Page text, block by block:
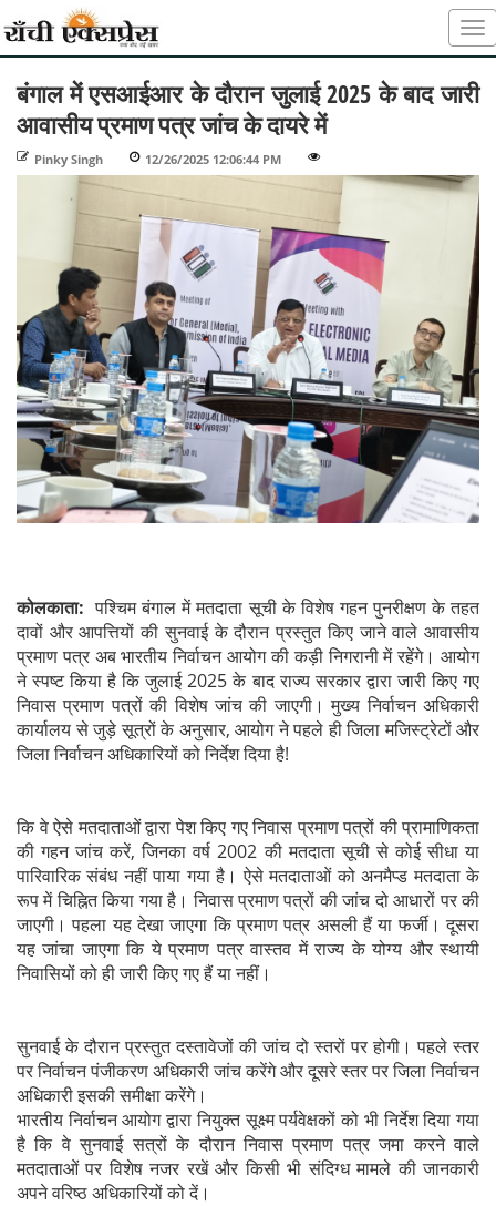
बंगाल में एसआईआर के दौरान जुलाई 2025 के बाद जारी
आवासीय प्रमाण पत्र जांच के दायरे में
Pinky Singh 12/26/2025 12:06:44 PM
कोलकाता: पश्चिम बंगाल में मतदाता सूची के विशेष गहन पुनरीक्षण के तहत
दावों और आपत्तियों की सुनवाई के दौरान प्रस्तुत किए जाने वाले आवासीय
प्रमाण पत्र अब भारतीय निर्वाचन आयोग की कड़ी निगरानी में रहेंगे। आयोग
ने स्पष्ट किया है कि जुलाई 2025 के बाद राज्य सरकार द्वारा जारी किए गए
निवास प्रमाण पत्रों की विशेष जांच की जाएगी। मुख्य निर्वाचन अधिकारी
कार्यालय से जुड़े सूत्रों के अनुसार, आयोग ने पहले ही जिला मजिस्ट्रेटों और
जिला निर्वाचन अधिकारियों को निर्देश दिया है!
कि वे ऐसे मतदाताओं द्वारा पेश किए गए निवास प्रमाण पत्रों की प्रामाणिकता
की गहन जांच करें, जिनका वर्ष 2002 की मतदाता सूची से कोई सीधा या
पारिवारिक संबंध नहीं पाया गया है। ऐसे मतदाताओं को अनमैप्ड मतदाता के
रूप में चिह्नित किया गया है। निवास प्रमाण पत्रों की जांच दो आधारों पर की
जाएगी। पहला यह देखा जाएगा कि प्रमाण पत्र असली हैं या फर्जी। दूसरा
यह जांचा जाएगा कि ये प्रमाण पत्र वास्तव में राज्य के योग्य और स्थायी
निवासियों को ही जारी किए गए हैं या नहीं।
सुनवाई के दौरान प्रस्तुत दस्तावेजों की जांच दो स्तरों पर होगी। पहले स्तर
पर निर्वाचन पंजीकरण अधिकारी जांच करेंगे और दूसरे स्तर पर जिला निर्वाचन
अधिकारी इसकी समीक्षा करेंगे।
भारतीय निर्वाचन आयोग द्वारा नियुक्त सूक्ष्म पर्यवेक्षकों को भी निर्देश दिया गया
है कि वे सुनवाई सत्रों के दौरान निवास प्रमाण पत्र जमा करने वाले
मतदाताओं पर विशेष नजर रखें और किसी भी संदिग्ध मामले की जानकारी
अपने वरिष्ठ अधिकारियों को दें।